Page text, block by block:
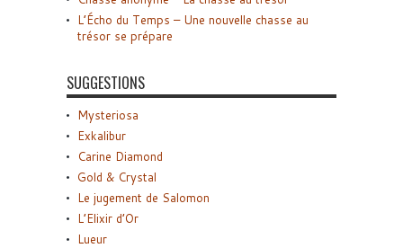
L’Écho du Temps – Une nouvelle chasse au
trésor se prépare
SUGGESTIONS
Mysteriosa
Exkalibur
Carine Diamond
Gold & Crystal
Le jugement de Salomon
L’Elixir d’Or
Lueur